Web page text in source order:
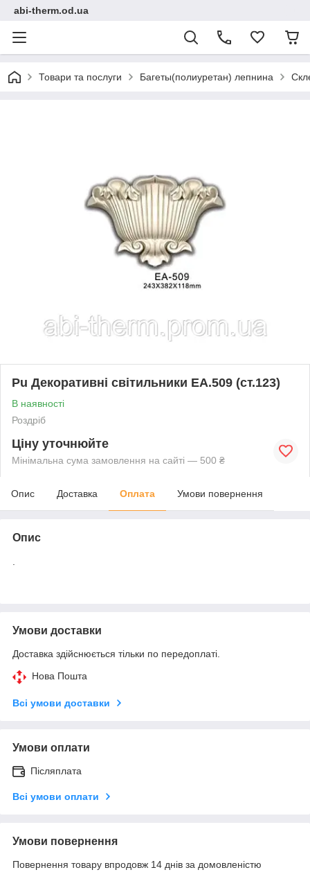
abi-therm.od.ua
Товари та послуги Багеты(полиуретан) лепнина
Pu Декоративні світильники EA.509 (ст.123)
В наявності
Роздріб
Ціну уточнюйте
Мінімальна сума замовлення на сайті — 500 ₴
Опис Доставка Оплата Умови повернення
Опис
Умови доставки
Доставка здійснюється тільки по передоплаті.
Нова Пошта
Всі умови доставки
Умови оплати
Післяплата
Всі умови оплати
Умови повернення
Повернення товару впродовж 14 днів за домовленістю